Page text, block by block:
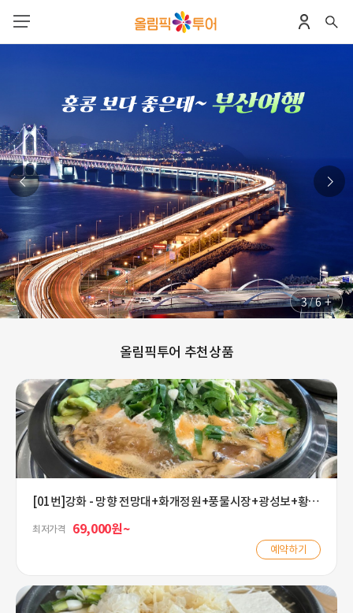
4 / 6 +
올림픽투어 추천상품
[01번]강화 - 망향 전망대+화개정원+풍물시장+광성보+황태
최저가격 69,000원~
예약하기